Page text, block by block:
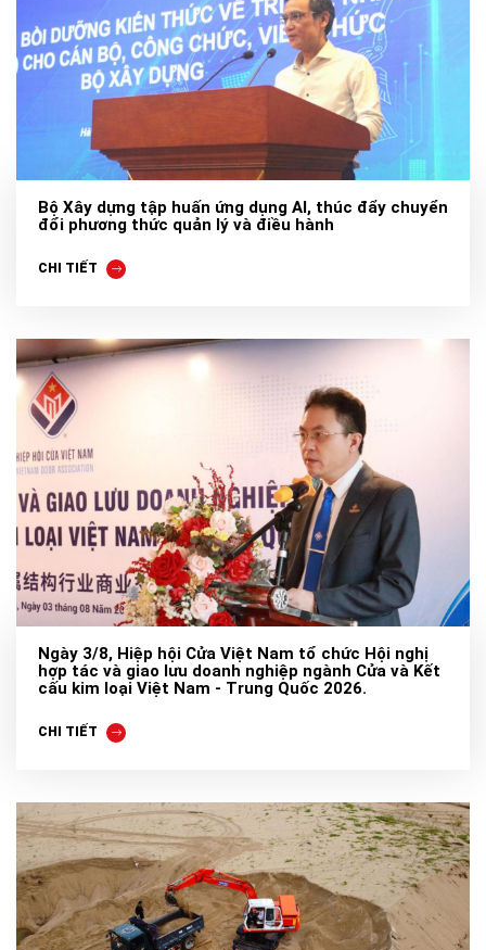
Bộ Xây dựng tập huấn ứng dụng AI, thúc đẩy chuyển
đổi phương thức quản lý và điều hành
CHI TIẾT
Ngày 3/8, Hiệp hội Cửa Việt Nam tổ chức Hội nghị
hợp tác và giao lưu doanh nghiệp ngành Cửa và Kết
cấu kim loại Việt Nam - Trung Quốc 2026.
CHI TIẾT